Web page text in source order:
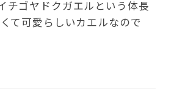
チゴヤドクガエルという体長
て可愛らしいカエルなので